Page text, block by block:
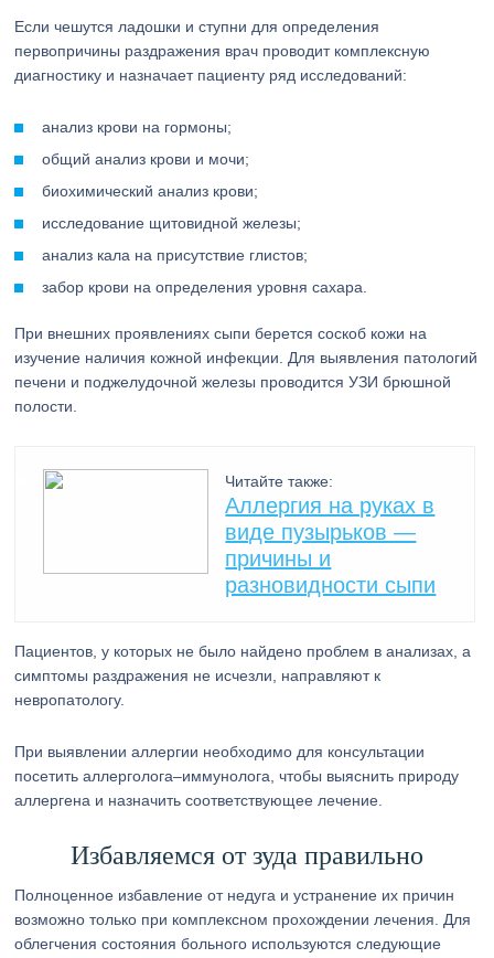
Если чешутся ладошки и ступни для определения
первопричины раздражения врач проводит комплексную
диагностику и назначает пациенту ряд исследований:
анализ крови на гормоны;
общий анализ крови и мочи;
биохимический анализ крови;
исследование щитовидной железы;
анализ кала на присутствие глистов;
забор крови на определения уровня сахара.
При внешних проявлениях сыпи берется соскоб кожи на
изучение наличия кожной инфекции. Для выявления патологий
печени и поджелудочной железы проводится УЗИ брюшной
полости.
Читайте также:
Аллергия на руках в
виде пузырьков —
причины и
разновидности сыпи
Пациентов, у которых не было найдено проблем в анализах, а
симптомы раздражения не исчезли, направляют к
невропатологу.
При выявлении аллергии необходимо для консультации
посетить аллерголога–иммунолога, чтобы выяснить природу
аллергена и назначить соответствующее лечение.
Избавляемся от зуда правильно
Полноценное избавление от недуга и устранение их причин
возможно только при комплексном прохождении лечения. Для
облегчения состояния больного используются следующие